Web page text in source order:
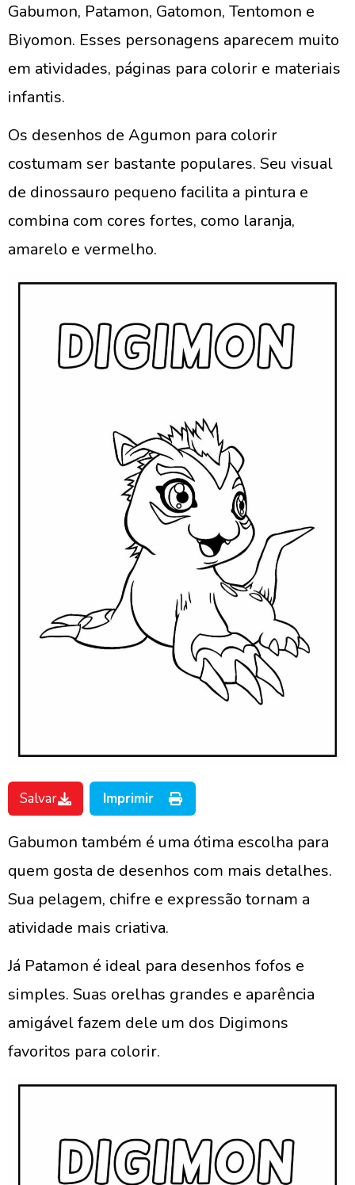
Gabumon, Patamon, Gatomon, Tentomon e
Biyomon. Esses personagens aparecem muito
em atividades, páginas para colorir e materiais
infantis.
Os desenhos de Agumon para colorir
costumam ser bastante populares. Seu visual
de dinossauro pequeno facilita a pintura e
combina com cores fortes, como laranja,
amarelo e vermelho.
Salvar Imprimir
Gabumon também é uma ótima escolha para
quem gosta de desenhos com mais detalhes.
Sua pelagem, chifre e expressão tornam a
atividade mais criativa.
Já Patamon é ideal para desenhos fofos e
simples. Suas orelhas grandes e aparência
amigável fazem dele um dos Digimons
favoritos para colorir.